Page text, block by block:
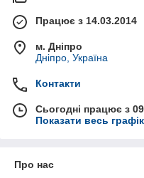
Працює з 14.03.2014
м. Дніпро
Дніпро, Україна
Контакти
Сьогодні працює з
Показати весь
Про нас